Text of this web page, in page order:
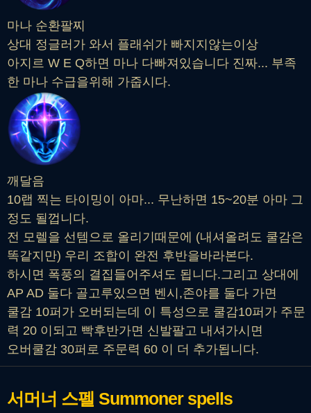
마나 순환팔찌
상대 정글러가 와서 플래쉬가 빠지지않는이상
아지르 W E Q하면 마나 다빠져있습니다 진짜... 부족
한 마나 수급을위해 가줍시다.
깨달음
10랩 찍는 타이밍이 아마... 무난하면 15~20분 아마 그
정도 될껍니다.
전 모렐을 선템으로 올리기때문에 (내셔올려도 쿨감은
똑같지만) 우리 조합이 완전 후반을바라본다.
하시면 폭풍의 결집들어주셔도 됩니다.그리고 상대에
AP AD 둘다 골고루있으면 벤시,존야를 둘다 가면
쿨감 10퍼가 오버되는데 이 특성으로 쿨감10퍼가 주문
력 20 이되고 빡후반가면 신발팔고 내셔가시면
오버쿨감 30퍼로 주문력 60 이 더 추가됩니다.
서머너 스펠 Summoner spells